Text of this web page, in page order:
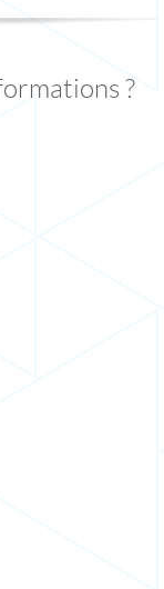
?